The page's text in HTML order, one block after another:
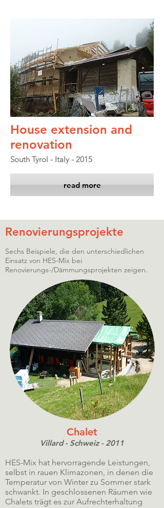
House extension and
renovation
South Tyrol - Italy - 2015
read more
Renovierungsprojekte
Sechs Beispiele, die den unterschiedlichen
Einsatz von HES-Mix bei
Renovierungs-/Dämmungsprojekten zeigen.
Chalet
Villard - Schweiz - 2011
HES-Mix hat hervorragende Leistungen,
selbst in rauen Klimazonen, in denen die
Temperatur von Winter zu Sommer stark
schwankt. In geschlossenen Räumen wie
Chalets trägt es zur Aufrechterhaltung